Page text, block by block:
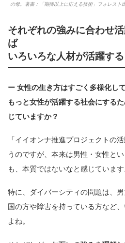
の母。著書：「期待以上に応える技術」フォレスト
それぞれの強みに合わせ
ば
いろいろな人材が活躍す
ー 女性の生き方はすごく多様化し
もっと女性が活躍する社会にする
じていますか？
「イイオンナ推進プロジェクトの
うのですが、本来は男性・女性と
も、本質ではないなと感じています
特に、ダイバーシティの問題は、
国の方や障害を持っている方など
よね。